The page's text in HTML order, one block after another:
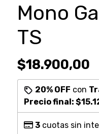
Mono
TS
$18.900,00
20% OFF con
Precio final:
3cuotas sin